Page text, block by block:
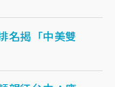
名揭「中美雙